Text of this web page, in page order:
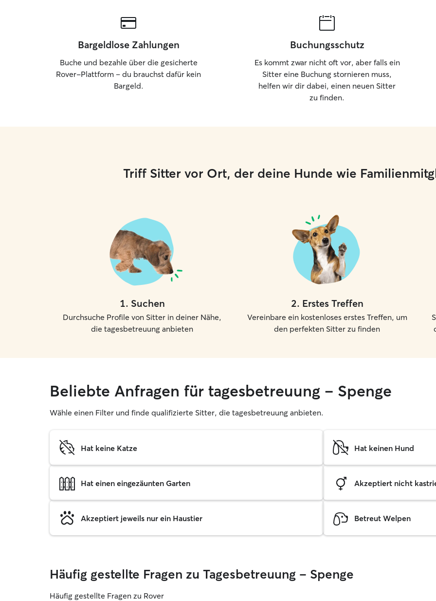
Bargeldlose Zahlungen
Buche und bezahle über die gesicherte
Rover-Plattform – du brauchst dafür kein
Bargeld.
Buchungsschutz
Es kommt zwar nicht oft vor, aber falls ein
Sitter eine Buchung stornieren muss,
helfen wir dir dabei, einen neuen Sitter
zu finden.
Triff Sitter vor Ort, der deine Hunde wie
1. Suchen
Durchsuche Profile von Sitter in deiner Nähe,
die tagesbetreuung anbieten
2. Erstes Treffen
Vereinbare ein kostenloses erstes Treffen, um
den perfekten Sitter zu finden
Beliebte Anfragen für tagesbetreuung – Spenge
Wähle einen Filter und finde qualifizierte Sitter, die tagesbetreuung anbieten.
Hat keine Katze Hat keinen Hund
Hat einen eingezäunten Garten Akzeptiert nicht
Akzeptiert jeweils nur ein Haustier Betreut Welpen
Häufig gestellte Fragen zu Tagesbetreuung – Spenge
Häufig gestellte Fragen zu Rover